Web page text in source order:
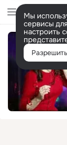
Мы
сервисы
настроить